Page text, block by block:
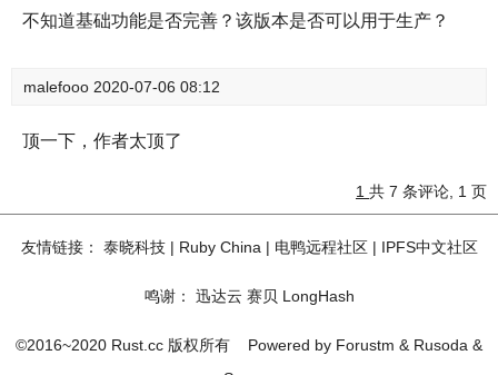
不知道基础功能是否完善？该版本是否可以用于生产？
malefooo 2020-07-06 08:12
顶一下，作者太顶了
1 共 7 条评论, 1 页
友情链接： 泰晓科技| Ruby China| 电鸭远程社区| IPFS中文社区
鸣谢： 迅达云 赛贝 LongHash
©2016~2020 Rust.cc 版权所有 Powered by Forustm & Rusoda &